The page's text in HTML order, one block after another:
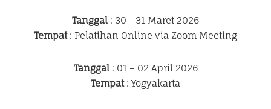
Tanggal : 30 - 31 Maret 2026
Tempat: Pelatihan Online via Zoom Meeting
Tanggal: 01 – 02 April 2026
Tempat: Yogyakarta